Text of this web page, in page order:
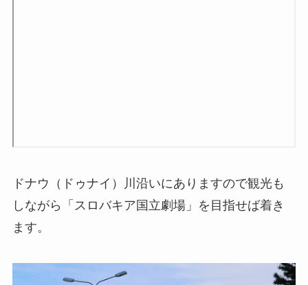
ドナウ（ドゥナイ）川沿いにありますので観光も
しながら「スロバキア国立劇場」を目指せば着き
ます。